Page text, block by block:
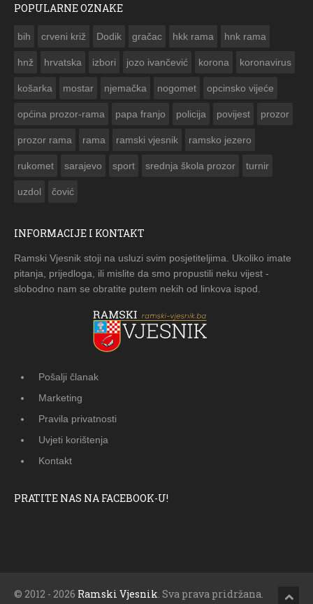
POPULARNE OZNAKE
bih crveni križ Dodik gračac hkk rama hnk rama
hnž hrvatska izbori jozo ivančević korona koronavirus
košarka mostar njemačka nogomet opcinsko vijeće
općina prozor-rama papa franjo policija povijest prozor
prozor rama rama ramski vjesnik ramsko jezero
rukomet sarajevo sport srednja škola prozor turnir
uzdol čović
INFORMACIJE I KONTAKT
Ramski Vjesnik stoji na usluzi svim posjetiteljima. Ukoliko imate
pitanja, prijedloga, ili mislite da smo propustili neku vijest -
slobodno nam se obratite putem nekih od linkova ispod.
Pošalji članak
Marketing
Pravila privatnosti
Uvjeti korištenja
Kontakt
PRATITE NAS NA FACEBOOK-U!
© 2012 - 2026 Ramski Vjesnik . Sva prava pridržana.